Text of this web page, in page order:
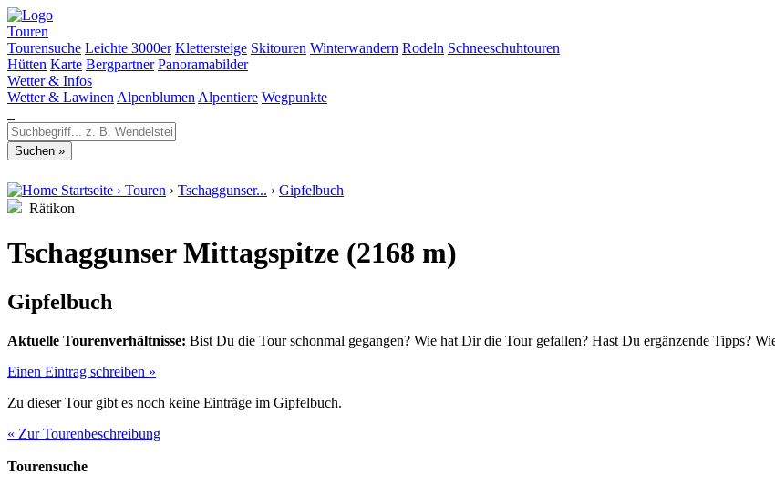
Touren
Tourensuche Leichte 3000er Klettersteige Skitouren Winterwandern Rodeln Schneeschuhtouren
Hütten Karte Bergpartner Panoramabilder
Wetter & Infos
Wetter & Lawinen Alpenblumen Alpentiere Wegpunkte
Startseite › Touren › Tschaggunser... › Gipfelbuch
Rätikon
Tschaggunser Mittagspitze (2168 m)
Gipfelbuch
Aktuelle Tourenverhältnisse: Bist Du die Tour schonmal gegangen? Wie hat Dir die Tour gefallen? Hast Du ergänzende Tipps?
Einen Eintrag schreiben »
Zu dieser Tour gibt es noch keine Einträge im Gipfelbuch.
« Zur Tourenbeschreibung
Tourensuche